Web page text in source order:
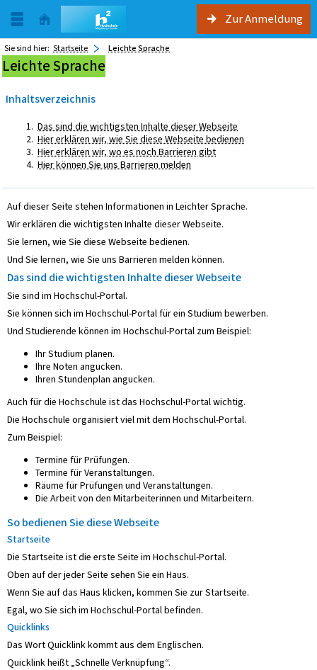
Zur Anmeldung
Sie sind hier: Startseite Leichte Sprache
Leichte Sprache
Inhaltsverzeichnis
Das sind die wichtigsten Inhalte dieser Webseite
Hier erklären wir, wie Sie diese Webseite bedienen
Hier erklären wir, wo es noch Barrieren gibt
Hier können Sie uns Barrieren melden
Auf dieser Seite stehen Informationen in Leichter Sprache.
Wir erklären die wichtigsten Inhalte dieser Webseite.
Sie lernen, wie Sie diese Webseite bedienen.
Und Sie lernen, wie Sie uns Barrieren melden können.
Das sind die wichtigsten Inhalte dieser Webseite
Sie sind im Hochschul-Portal.
Sie können sich im Hochschul-Portal für ein Studium bewerben.
Und Studierende können im Hochschul-Portal zum Beispiel:
Ihr Studium planen.
Ihre Noten angucken.
Ihren Stundenplan angucken.
Auch für die Hochschule ist das Hochschul-Portal wichtig.
Die Hochschule organisiert viel mit dem Hochschul-Portal.
Zum Beispiel:
Termine für Prüfungen.
Termine für Veranstaltungen.
Räume für Prüfungen und Veranstaltungen.
Die Arbeit von den Mitarbeiterinnen und Mitarbeitern.
So bedienen Sie diese Webseite
Startseite
Die Startseite ist die erste Seite im Hochschul-Portal.
Oben auf der jeder Seite sehen Sie ein Haus.
Wenn Sie auf das Haus klicken, kommen Sie zur Startseite.
Egal, wo Sie sich im Hochschul-Portal befinden.
Quicklinks
Das Wort Quicklink kommt aus dem Englischen.
Quicklink heißt „Schnelle Verknüpfung“.